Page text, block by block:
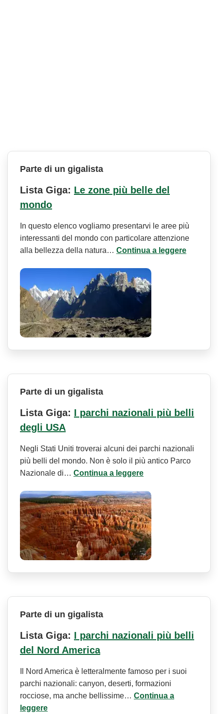
Parte di un gigalista
Lista Giga: Le zone più belle del
mondo
In questo elenco vogliamo presentarvi le aree più
interessanti del mondo con particolare attenzione
alla bellezza della natura… Continua a leggere
Parte di un gigalista
Lista Giga: I parchi nazionali più belli
degli USA
Negli Stati Uniti troverai alcuni dei parchi nazionali
più belli del mondo. Non è solo il più antico Parco
Nazionale di… Continua a leggere
Parte di un gigalista
Lista Giga: I parchi nazionali più belli
del Nord America
Il Nord America è letteralmente famoso per i suoi
parchi nazionali: canyon, deserti, formazioni
rocciose, ma anche bellissime… Continua a
leggere